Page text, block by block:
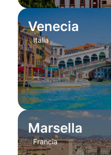
Venecia
Italia
Marsella
Francia